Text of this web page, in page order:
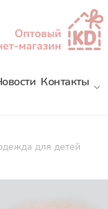
Контакты
для детей